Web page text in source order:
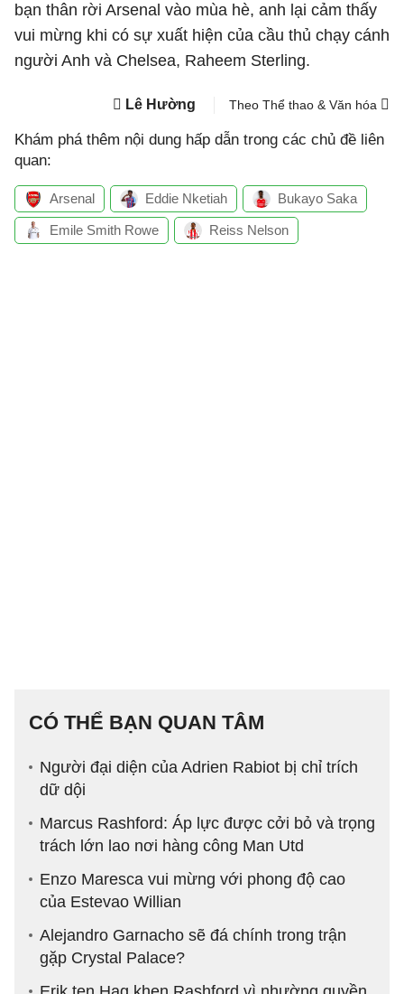
bạn thân rời Arsenal vào mùa hè, anh lại cảm thấy
vui mừng khi có sự xuất hiện của cầu thủ chạy cánh
người Anh và Chelsea, Raheem Sterling.
Lê Hường Theo Thể thao & Văn hóa
Khám phá thêm nội dung hấp dẫn trong các chủ đề liên
quan:
Arsenal Eddie Nketiah Bukayo Saka
Emile Smith Rowe Reiss Nelson
CÓ THỂ BẠN QUAN TÂM
Người đại diện của Adrien Rabiot bị chỉ trích
dữ dội
Marcus Rashford: Áp lực được cởi bỏ và trọng
trách lớn lao nơi hàng công Man Utd
Enzo Maresca vui mừng với phong độ cao
của Estevao Willian
Alejandro Garnacho sẽ đá chính trong trận
gặp Crystal Palace?